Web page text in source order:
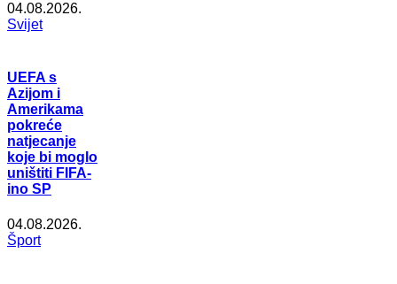
04.08.2026.
Svijet
UEFA s
Azijom i
Amerikama
pokreće
natjecanje
koje bi moglo
uništiti FIFA-
ino SP
04.08.2026.
Šport